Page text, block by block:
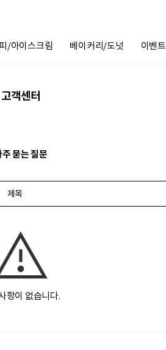
/아이스크림 베이커리/도넛 이벤트
고객센터
주 묻는 질문
제목
항이 없습니다.